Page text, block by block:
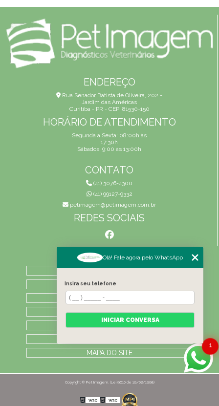
ENDEREÇO
Rua Senador Batista de Oliveira, 202 -
Jardim das Américas
Curitiba - PR - CEP: 81530-150
HORÁRIO DE ATENDIMENTO
Segunda a Sexta: 08:00h às
17:30h
Sábados: 9:00 às 13:00h
CONTATO
(41) 3076-4300
(41) 99127-9332
petimagem@petimagem.com.br
REDES SOCIAIS
MENU
HOME
QUEM SOMOS
ATIVIDADES
CONTATO
MAPA DO SITE
Copyright © Pet Imagem. (Lei 9610 de 19/02/1998)
W3C W3C
1
Olá! Fale agora pelo WhatsApp
Insira seu telefone
INICIAR CONVERSA